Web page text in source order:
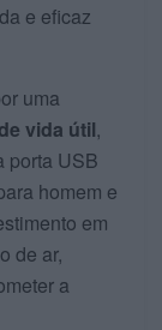
e eficaz
uma
vida útil,
porta USB
homem e
em
de ar,
a